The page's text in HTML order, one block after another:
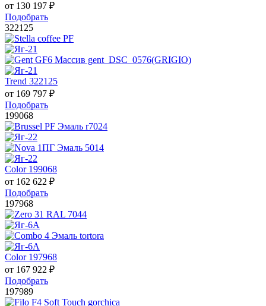
от 130 197 ₽
Подобрать
322125
Trend 322125
от 169 797 ₽
Подобрать
199068
Color 199068
от 162 622 ₽
Подобрать
197968
Color 197968
от 167 922 ₽
Подобрать
197989